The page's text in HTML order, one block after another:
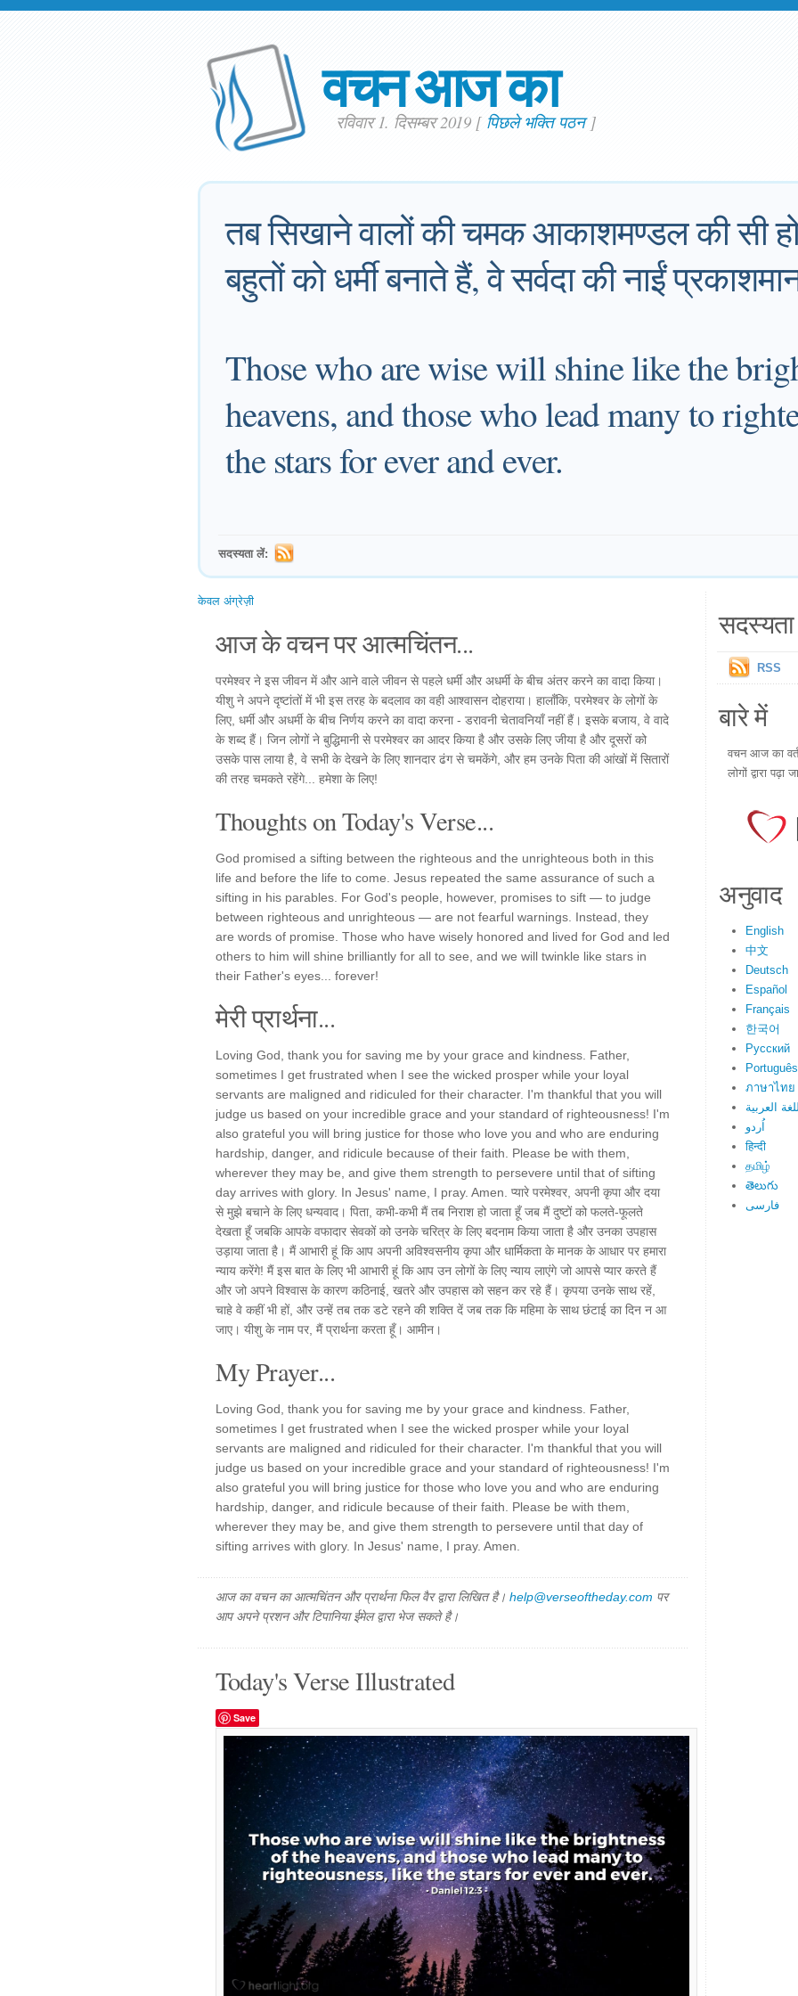
वचन आज का
रविवार 1. दिसम्बर 2019 [ पिछले भक्ति पठन]
तब सिखाने वालों की चमक आकाशमण्डल की सी
बहुतों को धर्मी बनाते हैं, वे सर्वदा की नाईं
Those who are wise will shine like the
heavens, and those who lead many to
the stars for ever and ever.
सदस्यता लें:
केवल अंग्रेज़ी
आज के वचन पर आत्मचिंतन...
परमेश्वर ने इस जीवन में और आने वाले जीवन से पहले धर्मी और अधर्मी के बीच अंतर करने का वादा किया।
यीशु ने अपने दृष्टांतों में भी इस तरह के बदलाव का वही आश्वासन दोहराया। हालाँकि, परमेश्वर के लोगों के
लिए, धर्मी और अधर्मी के बीच निर्णय करने का वादा करना - डरावनी चेतावनियाँ नहीं हैं। इसके बजाय, वे वादे
के शब्द हैं। जिन लोगों ने बुद्धिमानी से परमेश्वर का आदर किया है और उसके लिए जीया है और दूसरों को
उसके पास लाया है, वे सभी के देखने के लिए शानदार ढंग से चमकेंगे, और हम उनके पिता की आंखों में सितारों
की तरह चमकते रहेंगे... हमेशा के लिए!
Thoughts on Today's Verse...
God promised a sifting between the righteous and the unrighteous both in this
life and before the life to come. Jesus repeated the same assurance of such a
sifting in his parables. For God's people, however, promises to sift — to judge
between righteous and unrighteous — are not fearful warnings. Instead, they
are words of promise. Those who have wisely honored and lived for God and led
others to him will shine brilliantly for all to see, and we will twinkle like stars in
their Father's eyes... forever!
मेरी प्रार्थना...
Loving God, thank you for saving me by your grace and kindness. Father,
sometimes I get frustrated when I see the wicked prosper while your loyal
servants are maligned and ridiculed for their character. I'm thankful that you will
judge us based on your incredible grace and your standard of righteousness! I'm
also grateful you will bring justice for those who love you and who are enduring
hardship, danger, and ridicule because of their faith. Please be with them,
wherever they may be, and give them strength to persevere until that of sifting
day arrives with glory. In Jesus' name, I pray. Amen. प्यारे परमेश्वर, अपनी कृपा और दया
से मुझे बचाने के लिए धन्यवाद। पिता, कभी-कभी मैं तब निराश हो जाता हूँ जब मैं दुष्टों को फलते-फूलते
देखता हूँ जबकि आपके वफादार सेवकों को उनके चरित्र के लिए बदनाम किया जाता है और उनका उपहास
उड़ाया जाता है। मैं आभारी हूं कि आप अपनी अविश्वसनीय कृपा और धार्मिकता के मानक के आधार पर हमारा
न्याय करेंगे! मैं इस बात के लिए भी आभारी हूं कि आप उन लोगों के लिए न्याय लाएंगे जो आपसे प्यार करते हैं
और जो अपने विश्वास के कारण कठिनाई, खतरे और उपहास को सहन कर रहे हैं। कृपया उनके साथ रहें,
चाहे वे कहीं भी हों, और उन्हें तब तक डटे रहने की शक्ति दें जब तक कि महिमा के साथ छंटाई का दिन न आ
जाए। यीशु के नाम पर, मैं प्रार्थना करता हूँ। आमीन।
My Prayer...
Loving God, thank you for saving me by your grace and kindness. Father,
sometimes I get frustrated when I see the wicked prosper while your loyal
servants are maligned and ridiculed for their character. I'm thankful that you will
judge us based on your incredible grace and your standard of righteousness! I'm
also grateful you will bring justice for those who love you and who are enduring
hardship, danger, and ridicule because of their faith. Please be with them,
wherever they may be, and give them strength to persevere until that day of
sifting arrives with glory. In Jesus' name, I pray. Amen.
आज का वचन का आत्मचिंतन और प्रार्थना फिल वैर द्वारा लिखित है। help@verseoftheday.com पर
आप अपने प्रशन और टिपानिया ईमेल द्वारा भेज सकते है।
Today's Verse Illustrated
Save
RSS
बारे में
वचन आज का
लोगों द्वारा पढ़ा
अनुवाद
English
中文
Deutsch
Español
Français
한국어
Русский
Português
ภาษาไทย
العربية
اُردو
हिन्दी
தமிழ்
తెలుగు
فارسی